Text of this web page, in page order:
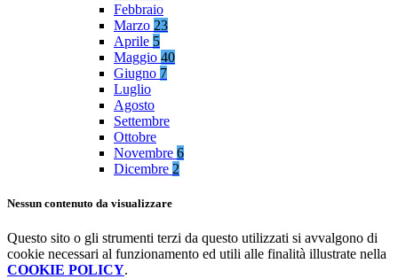
Febbraio
Marzo 23
Aprile 5
Maggio 40
Giugno 7
Luglio
Agosto
Settembre
Ottobre
Novembre 6
Dicembre 2
Nessun contenuto da visualizzare
Questo sito o gli strumenti terzi da questo utilizzati si avvalgono di
cookie necessari al funzionamento ed utili alle finalità illustrate nella
COOKIE POLICY.